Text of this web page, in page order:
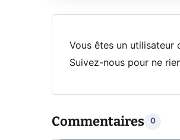
Vous êtes un utilisateur
Suivez-nous pour ne
Commentaires 0